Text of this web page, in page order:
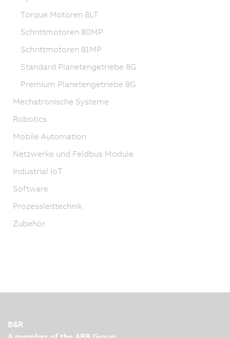
Torque Motoren 8LT
Schrittmotoren 80MP
Schrittmotoren 81MP
Standard Planetengetriebe 8G
Premium Planetengetriebe 8G
Mechatronische Systeme
Robotics
Mobile Automation
Netzwerke und Feldbus Module
Industrial IoT
Software
Prozessleittechnik
Zubehör
B&R